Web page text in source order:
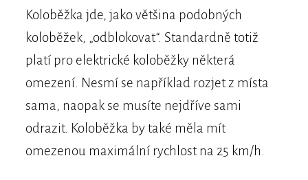
Koloběžka jde, jako většina podobných
koloběžek, „odblokovat“. Standardně totiž
platí pro elektrické koloběžky některá
omezení. Nesmí se například rozjet z místa
sama, naopak se musíte nejdříve sami
odrazit. Koloběžka by také měla mít
omezenou maximální rychlost na 25 km/h.